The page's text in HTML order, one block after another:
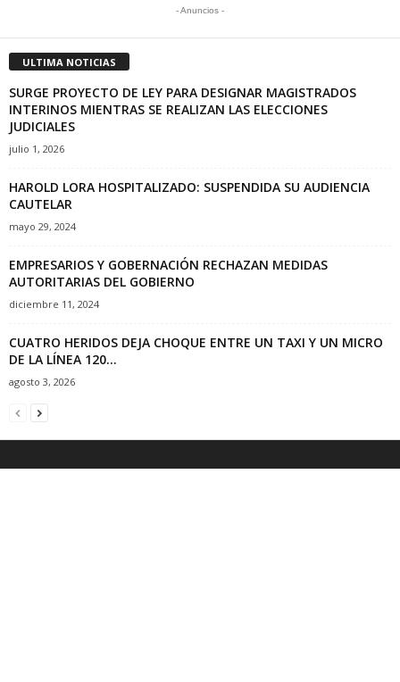
- Anuncios -
ULTIMA NOTICIAS
SURGE PROYECTO DE LEY PARA DESIGNAR MAGISTRADOS
INTERINOS MIENTRAS SE REALIZAN LAS ELECCIONES
JUDICIALES
julio 1, 2026
HAROLD LORA HOSPITALIZADO: SUSPENDIDA SU AUDIENCIA
CAUTELAR
mayo 29, 2024
EMPRESARIOS Y GOBERNACIÓN RECHAZAN MEDIDAS
AUTORITARIAS DEL GOBIERNO
diciembre 11, 2024
CUATRO HERIDOS DEJA CHOQUE ENTRE UN TAXI Y UN MICRO
DE LA LÍNEA 120...
agosto 3, 2026